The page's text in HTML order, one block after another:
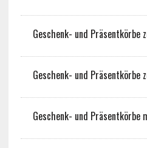
Geschenk- und Präsentkörbe
Geschenk- und Präsentkörbe
Geschenk- und Präsentkörbe